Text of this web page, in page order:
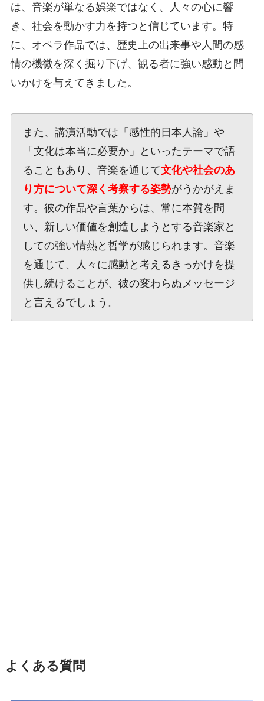
は、音楽が単なる娯楽ではなく、人々の心に響
き、社会を動かす力を持つと信じています。特
に、オペラ作品では、歴史上の出来事や人間の感
情の機微を深く掘り下げ、観る者に強い感動と問
いかけを与えてきました。
また、講演活動では「感性的日本人論」や
「文化は本当に必要か」といったテーマで語
ることもあり、音楽を通じて文化や社会のあ
り方について深く考察する姿勢がうかがえま
す。彼の作品や言葉からは、常に本質を問
い、新しい価値を創造しようとする音楽家と
しての強い情熱と哲学が感じられます。音楽
を通じて、人々に感動と考えるきっかけを提
供し続けることが、彼の変わらぬメッセージ
と言えるでしょう。
よくある質問